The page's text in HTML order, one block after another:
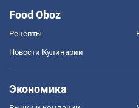
Food Oboz
Рецепты
Новости Кулинарии
Экономика